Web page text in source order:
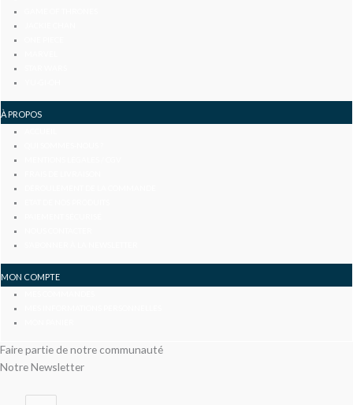
À PROPOS
MON COMPTE
Faire partie de notre communauté
Notre Newsletter